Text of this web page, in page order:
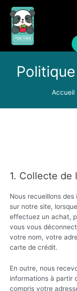
Accueil
1. Collecte de
Nous recueillons
sur notre site,
effectuez un achat,
vous vous
votre nom, votre
carte de crédit.
En outre, nous
informations à partir
compris votre